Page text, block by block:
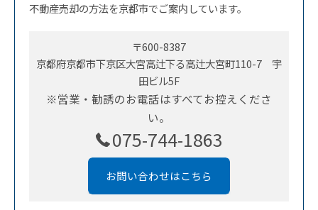
不動産売却の方法を京都市でご案内しています。
〒600-8387
京都府京都市下京区大宮高辻下る高辻大宮町110-7 宇
田ビル5F
※営業・勧誘のお電話はすべてお控えくださ
い。
075-744-1863
お問い合わせはこちら